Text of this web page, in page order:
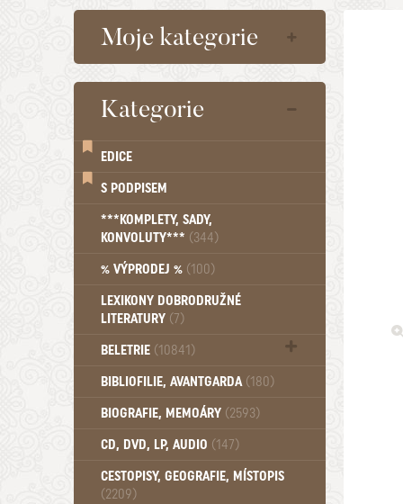
Moje kategorie
Kategorie
EDICE
S PODPISEM
***KOMPLETY, SADY,
KONVOLUTY*** (344)
% VÝPRODEJ % (100)
LEXIKONY DOBRODRUŽNÉ
LITERATURY (7)
BELETRIE (10841)
Beletrie - Historická (1388)
Beletrie - Povídky (1757)
Beletrie - Válečné romány (489)
Beletrie - Ženské a dívčí romány
(1522)
BIBLIOFILIE, AVANTGARDA (180)
BIOGRAFIE, MEMOÁRY (2593)
CD, DVD, LP, AUDIO (147)
CESTOPISY, GEOGRAFIE, MÍSTOPIS
(2209)